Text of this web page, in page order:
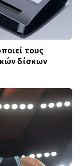
τους
δίσκων